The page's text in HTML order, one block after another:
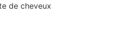
de cheveux